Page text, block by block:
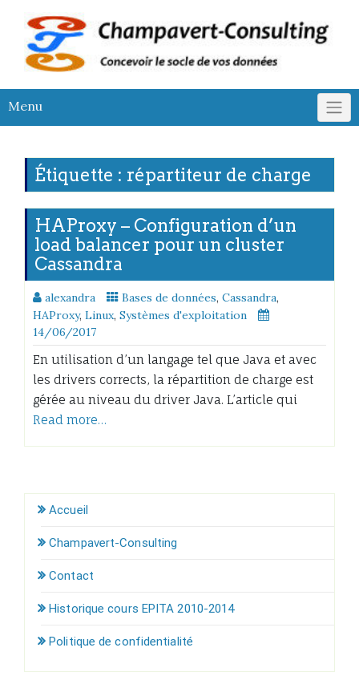
content
Menu
Étiquette : répartiteur de charge
HAProxy – Configuration d’un
load balancer pour un cluster
Cassandra
alexandra Bases de données, Cassandra,
HAProxy, Linux, Systèmes d'exploitation
14/06/2017
En utilisation d’un langage tel que Java et avec
les drivers corrects, la répartition de charge est
gérée au niveau du driver Java. L’article qui
Read more…
Accueil
Champavert-Consulting
Contact
Historique cours EPITA 2010-2014
Politique de confidentialité